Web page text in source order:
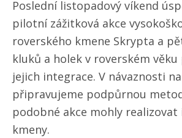
Poslední listopadový víkend
pilotní zážitková akce
roverského kmene Skrypta a
kluků a holek v roverském
jejich integrace. V návaznosti
připravujeme podpůrnou
podobné akce mohly realizovat
kmeny.